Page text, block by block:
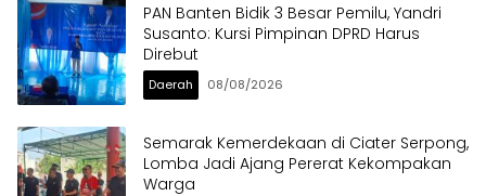
PAN Banten Bidik 3 Besar Pemilu, Yandri
Susanto: Kursi Pimpinan DPRD Harus
Direbut
Daerah 08/08/2026
Semarak Kemerdekaan di Ciater Serpong,
Lomba Jadi Ajang Pererat Kekompakan
Warga